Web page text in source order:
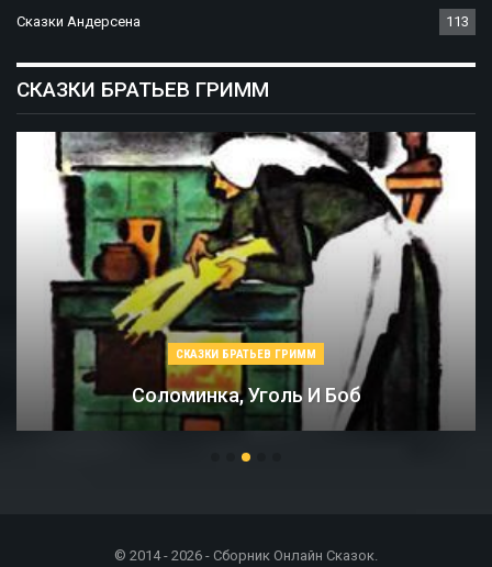
Сказки Андерсена 113
СКАЗКИ БРАТЬЕВ ГРИММ
СКАЗКИ БРАТЬЕВ ГРИММ
Соломинка, Уголь И Боб
© 2014 - 2026 - Сборник Онлайн Сказок.